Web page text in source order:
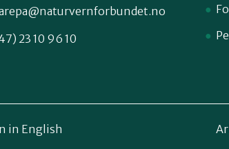
23 10 96 10
in English